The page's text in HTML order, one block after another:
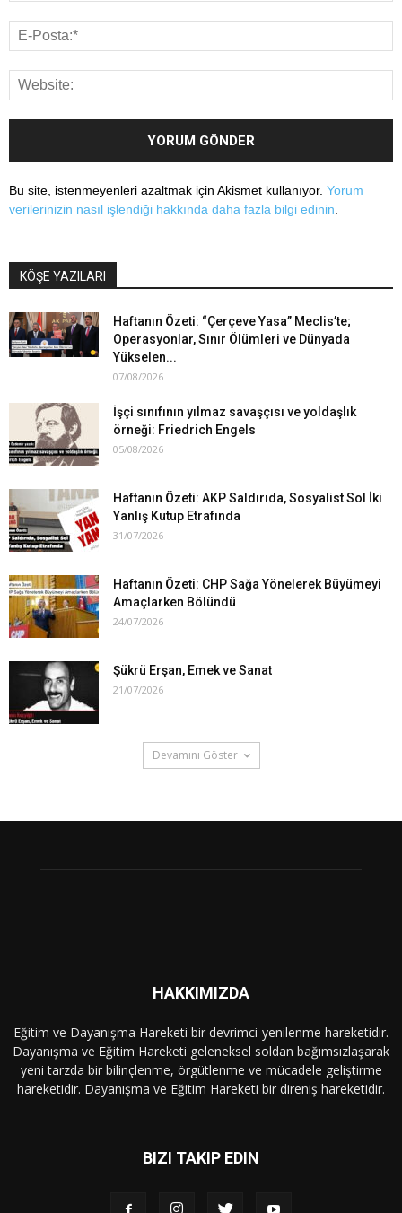
Bu site, istenmeyenleri azaltmak için Akismet kullanıyor. Yorum
verilerinizin nasıl işlendiği hakkında daha fazla bilgi edinin.
KÖŞE YAZILARI
Haftanın Özeti: “Çerçeve Yasa” Meclis’te;
Operasyonlar, Sınır Ölümleri ve Dünyada
Yükselen...
07/08/2026
İşçi sınıfının yılmaz savaşçısı ve yoldaşlık
örneği: Friedrich Engels
05/08/2026
Haftanın Özeti: AKP Saldırıda, Sosyalist Sol İki
Yanlış Kutup Etrafında
31/07/2026
Haftanın Özeti: CHP Sağa Yönelerek Büyümeyi
Amaçlarken Bölündü
24/07/2026
Şükrü Erşan, Emek ve Sanat
21/07/2026
Devamını Göster
HAKKIMIZDA
Eğitim ve Dayanışma Hareketi bir devrimci-yenilenme hareketidir.
Dayanışma ve Eğitim Hareketi geleneksel soldan bağımsızlaşarak
yeni tarzda bir bilinçlenme, örgütlenme ve mücadele geliştirme
hareketidir. Dayanışma ve Eğitim Hareketi bir direniş hareketidir.
BIZI TAKIP EDIN